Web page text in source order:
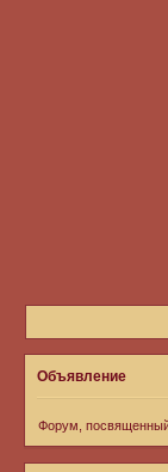
Объявление
Форум,